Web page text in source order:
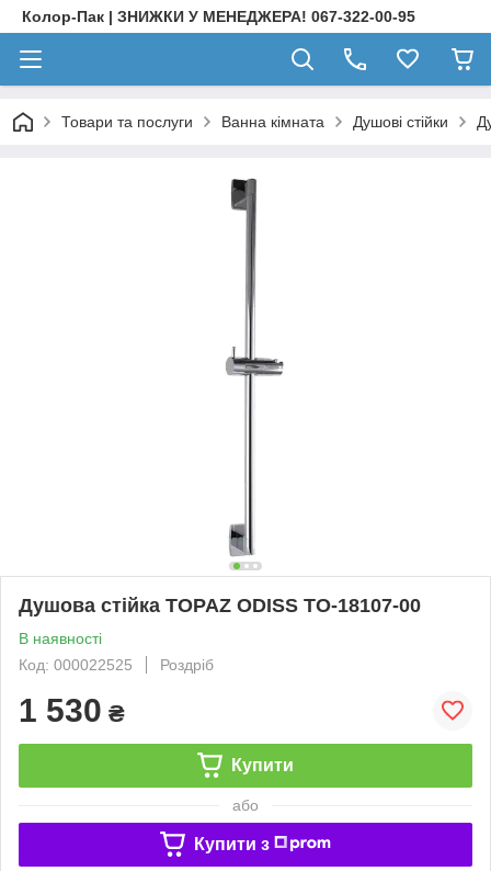
Колор-Пак | ЗНИЖКИ У МЕНЕДЖЕРА! 067-322-00-95
Товари та послуги Ванна кімната Душові стійки
Душова стійка TOPAZ ODISS TO-18107-00
В наявності
Код: 000022525
Роздріб
1 530 ₴
Купити
або
Купити з